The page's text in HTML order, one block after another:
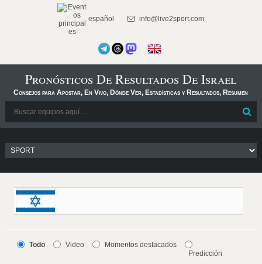
español info@live2sport.com
Pronósticos De Resultados De Israel
Consejos para Apostar, En Vivo, Dónde Ver, Estadísticas y Resultados, Resumen
Todo Video
Momentos destacados
Predicción